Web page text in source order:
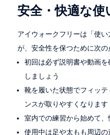
安全・快適な使
アイウォークフリーは「使
が、安全性を保つために次の
初回は必ず説明書や動画
しましょう
靴を履いた状態でフィッ
ンスが取りやすくなります
室内での練習から始めて
使用中は足や太もも周辺